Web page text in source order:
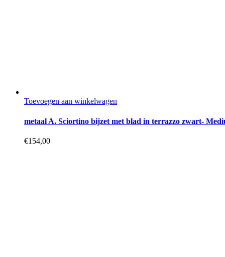
Toevoegen aan winkelwagen
metaal A. Sciortino bijzet met blad in terrazzo zwart-
€154,00